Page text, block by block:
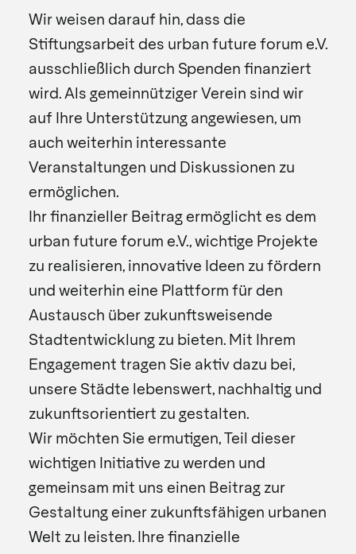
Wir weisen darauf hin, dass die
Stiftungsarbeit des urban future forum e.V.
ausschließlich durch Spenden finanziert
wird. Als gemeinnütziger Verein sind wir
auf Ihre Unterstützung angewiesen, um
auch weiterhin interessante
Veranstaltungen und Diskussionen zu
ermöglichen.
Ihr finanzieller Beitrag ermöglicht es dem
urban future forum e.V., wichtige Projekte
zu realisieren, innovative Ideen zu fördern
und weiterhin eine Plattform für den
Austausch über zukunftsweisende
Stadtentwicklung zu bieten. Mit Ihrem
Engagement tragen Sie aktiv dazu bei,
unsere Städte lebenswert, nachhaltig und
zukunftsorientiert zu gestalten.
Wir möchten Sie ermutigen, Teil dieser
wichtigen Initiative zu werden und
gemeinsam mit uns einen Beitrag zur
Gestaltung einer zukunftsfähigen urbanen
Welt zu leisten. Ihre finanzielle